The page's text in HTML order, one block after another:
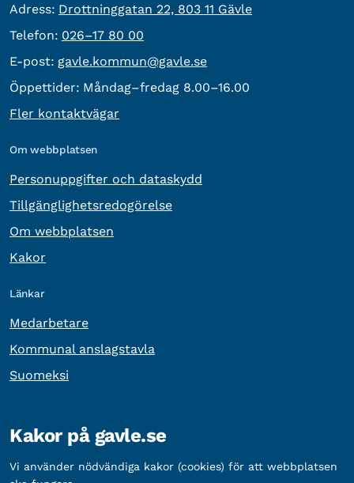
Adress: besöksadress:
Drottninggatan 22, 803 11 Gävle
Telefon: Telefon:
026–17 80 00
E-post: E-post:
gavle.kommun@gavle.se
Öppettider: Måndag–fredag 8.00–16.00
Fler kontaktvägar
Om webbplatsen
Personuppgifter och dataskydd
Tillgänglighetsredogörelse
Om webbplatsen
Kakor
Länkar
Medarbetare
Kommunal anslagstavla
Suomeksi
Organisationsnummer: 212000-2338
Bankgironummer: 5888-2333
Kakor på gavle.se
Vi använder nödvändiga kakor (cookies) för att webbplatsen